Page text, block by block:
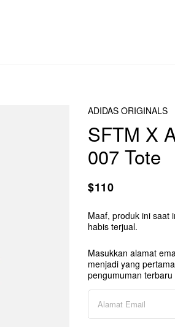
ADIDAS ORIGINALS
SFTM X
007 Tote
$110
Maaf, produk ini saat
habis terjual.
Masukkan alamat
menjadi yang
pengumuman terbaru